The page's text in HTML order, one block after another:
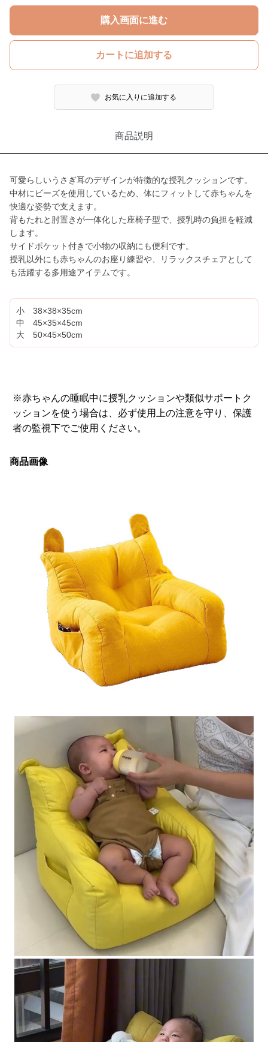
購入画面に進む
カートに追加する
お気に入りに追加する
商品説明
可愛らしいうさぎ耳のデザインが特徴的な授乳クッションです。
中材にビーズを使用しているため、体にフィットして赤ちゃんを
快適な姿勢で支えます。
背もたれと肘置きが一体化した座椅子型で、授乳時の負担を軽減
します。
サイドポケット付きで小物の収納にも便利です。
授乳以外にも赤ちゃんのお座り練習や、リラックスチェアとして
も活躍する多用途アイテムです。
小 38×38×35cm
中 45×35×45cm
大 50×45×50cm
※赤ちゃんの睡眠中に授乳クッションや類似サポートク
ッションを使う場合は、必ず使用上の注意を守り、保護
者の監視下でご使用ください。
商品画像